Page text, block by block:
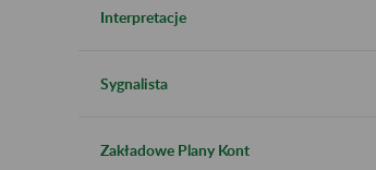
Interpretacje
Sygnalista
Zakładowe Plany Kont